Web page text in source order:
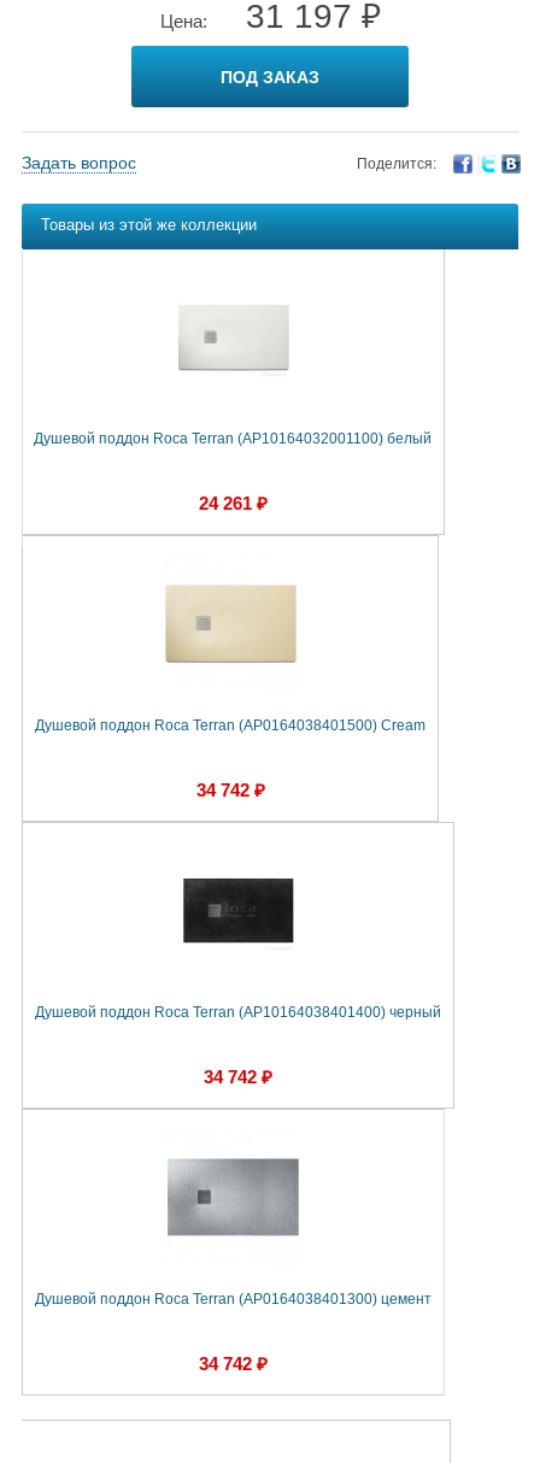
Цена: 31 197 ₽
ПОД ЗАКАЗ
Задать вопрос Поделится:
Товары из этой же коллекции
Душевой поддон Roca Terran (AP10164032001100) белый
24 261 ₽
Душевой поддон Roca Terran (AP0164038401500) Cream
34 742 ₽
Душевой поддон Roca Terran (AP10164038401400) черный
34 742 ₽
Душевой поддон Roca Terran (AP0164038401300) цемент
34 742 ₽